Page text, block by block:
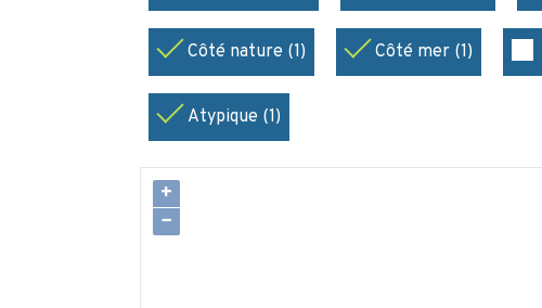
Côté nature (1) Côté mer (1)
Atypique (1)
+
−